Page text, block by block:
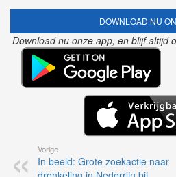
DOWNLOAD NU
Download nu onze app, en blijf altijd
Vorige
In beeld: Grote zoekactie naar